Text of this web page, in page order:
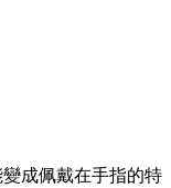
成佩戴在手指的特